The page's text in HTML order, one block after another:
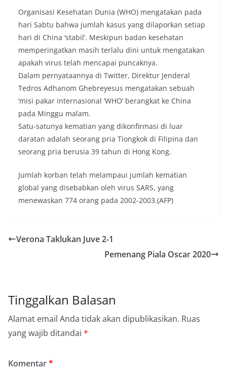
Organisasi Kesehatan Dunia (WHO) mengatakan pada
hari Sabtu bahwa jumlah kasus yang dilaporkan setiap
hari di China ‘stabil’. Meskipun badan kesehatan
memperingatkan masih terlalu dini untuk mengatakan
apakah virus telah mencapai puncaknya.
Dalam pernyataannya di Twitter, Direktur Jenderal
Tedros Adhanom Ghebreyesus mengatakan sebuah
‘misi pakar internasional ‘WHO’ berangkat ke China
pada Minggu malam.
Satu-satunya kematian yang dikonfirmasi di luar
daratan adalah seorang pria Tiongkok di Filipina dan
seorang pria berusia 39 tahun di Hong Kong.
Jumlah korban telah melampaui jumlah kematian
global yang disebabkan oleh virus SARS, yang
menewaskan 774 orang pada 2002-2003.(AFP)
Verona Taklukan Juve 2-1
Pemenang Piala Oscar 2020
Tinggalkan Balasan
Alamat email Anda tidak akan dipublikasikan. Ruas
yang wajib ditandai *
Komentar*